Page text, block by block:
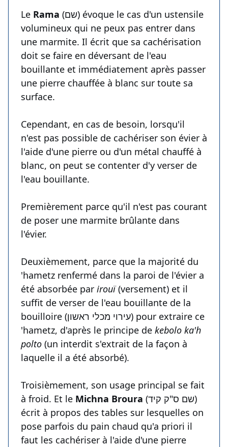
Le Rama (שם) évoque le cas d'un ustensile
volumineux qui ne peux pas entrer dans
une marmite. Il écrit que sa cachérisation
doit se faire en déversant de l'eau
bouillante et immédiatement après passer
une pierre chauffée à blanc sur toute sa
surface.
Cependant, en cas de besoin, lorsqu'il
n'est pas possible de cachériser son évier à
l'aide d'une pierre ou d'un métal chauffé à
blanc, on peut se contenter d'y verser de
l'eau bouillante.
Premièrement parce qu'il n'est pas courant
de poser une marmite brûlante dans
l'évier.
Deuxièmement, parce que la majorité du
'hametz renfermé dans la paroi de l'évier a
été absorbée par irouï(versement) et il
suffit de verser de l'eau bouillante de la
bouilloire (עירוי מכלי ראשון) pour extraire ce
'hametz, d'après le principe de kebolo ka'h
polto (un interdit s'extrait de la façon à
laquelle il a été absorbé).
Troisièmement, son usage principal se fait
à froid. Et le Michna Broura (שם ס"ק קיד)
écrit à propos des tables sur lesquelles on
pose parfois du pain chaud qu'a priori il
faut les cachériser à l'aide d'une pierre